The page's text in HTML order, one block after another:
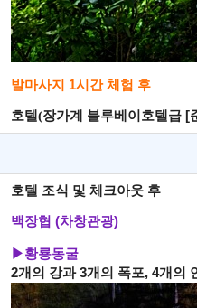
발마사지 1시간 체험 후
호텔(장가계 블루베이호텔급 [
호텔 조식 및 체크아웃 후
백장협 (차창관광)
▶황룡동굴
2개의 강과 3개의 폭포, 4개의